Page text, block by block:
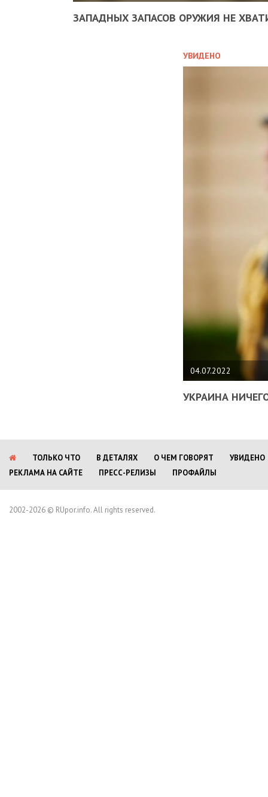
ЗАПАДНЫХ ЗАПАСОВ ОРУЖИЯ НЕ
УВИДЕНО
04.07.2022
УКРАИНА
ТОЛЬКО ЧТО В ДЕТАЛЯХ О ЧЕМ ГОВОРЯТ
УВИДЕНО
РЕКЛАМА НА САЙТЕ
ПРЕСС-РЕЛИЗЫ ПРОФАЙЛЫ
2002-2026 © RUpor.info. All rights reserved.